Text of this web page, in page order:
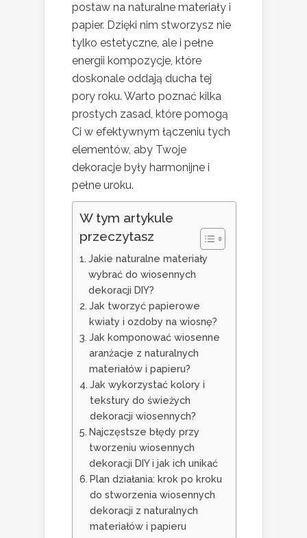
postaw na naturalne materiały i
papier. Dzięki nim stworzysz nie
tylko estetyczne, ale i pełne
energii kompozycje, które
doskonale oddają ducha tej
pory roku. Warto poznać kilka
prostych zasad, które pomogą
Ci w efektywnym łączeniu tych
elementów, aby Twoje
dekoracje były harmonijne i
pełne uroku.
W tym artykule
przeczytasz
Jakie naturalne materiały
wybrać do wiosennych
dekoracji DIY?
Jak tworzyć papierowe
kwiaty i ozdoby na wiosnę?
Jak komponować wiosenne
aranżacje z naturalnych
materiałów i papieru?
Jak wykorzystać kolory i
tekstury do świeżych
dekoracji wiosennych?
Najczęstsze błędy przy
tworzeniu wiosennych
dekoracji DIY i jak ich unikać
Plan działania: krok po kroku
do stworzenia wiosennych
dekoracji z naturalnych
materiałów i papieru